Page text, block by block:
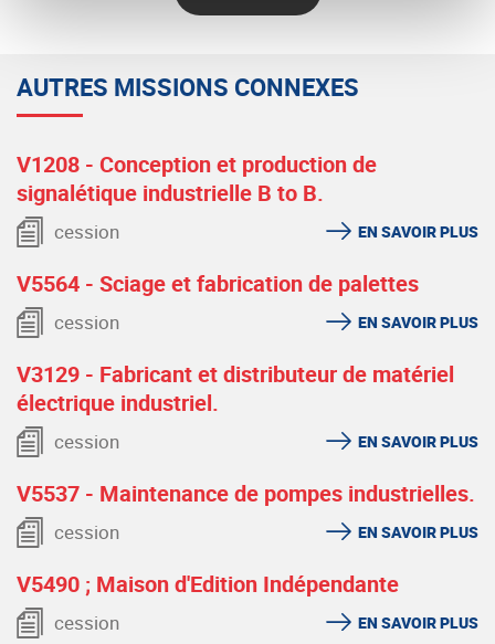
AUTRES MISSIONS CONNEXES
V1208 - Conception et production de
signalétique industrielle B to B.
cession EN SAVOIR PLUS
V5564 - Sciage et fabrication de palettes
cession EN SAVOIR PLUS
V3129 - Fabricant et distributeur de matériel
électrique industriel.
cession EN SAVOIR PLUS
V5537 - Maintenance de pompes industrielles.
cession EN SAVOIR PLUS
V5490 ; Maison d'Edition Indépendante
cession EN SAVOIR PLUS